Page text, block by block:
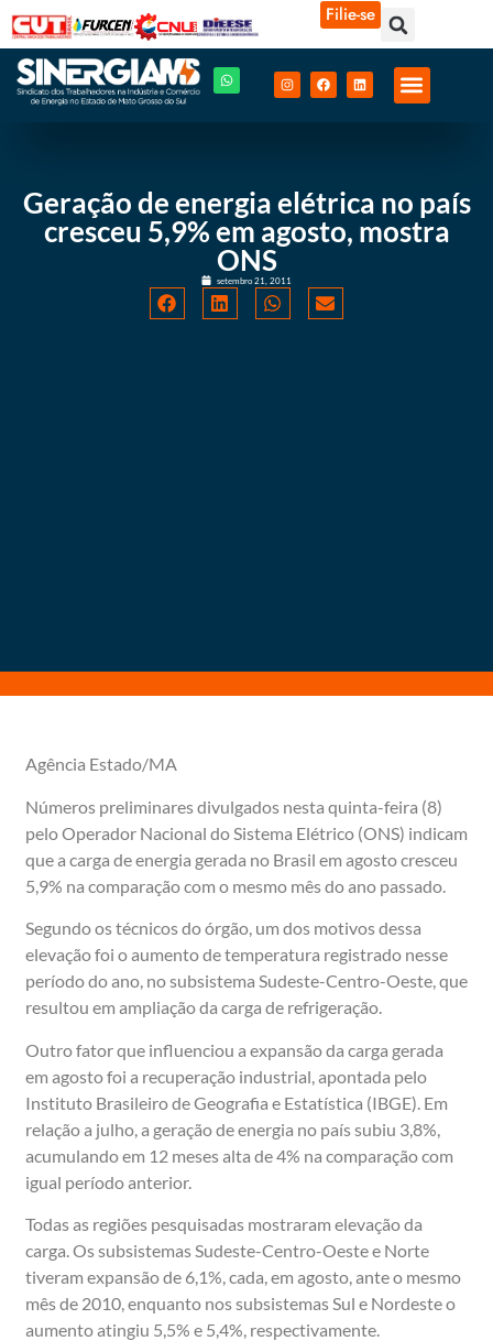
Filie-se
Geração de energia elétrica no país
cresceu 5,9% em agosto, mostra
ONS
setembro 21, 2011
Agência Estado/MA
Números preliminares divulgados nesta quinta-feira (8)
pelo Operador Nacional do Sistema Elétrico (ONS) indicam
que a carga de energia gerada no Brasil em agosto cresceu
5,9% na comparação com o mesmo mês do ano passado.
Segundo os técnicos do órgão, um dos motivos dessa
elevação foi o aumento de temperatura registrado nesse
período do ano, no subsistema Sudeste-Centro-Oeste, que
resultou em ampliação da carga de refrigeração.
Outro fator que influenciou a expansão da carga gerada
em agosto foi a recuperação industrial, apontada pelo
Instituto Brasileiro de Geografia e Estatística (IBGE). Em
relação a julho, a geração de energia no país subiu 3,8%,
acumulando em 12 meses alta de 4% na comparação com
igual período anterior.
Todas as regiões pesquisadas mostraram elevação da
carga. Os subsistemas Sudeste-Centro-Oeste e Norte
tiveram expansão de 6,1%, cada, em agosto, ante o mesmo
mês de 2010, enquanto nos subsistemas Sul e Nordeste o
aumento atingiu 5,5% e 5,4%, respectivamente.